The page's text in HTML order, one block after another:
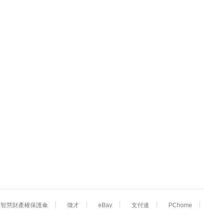
智慧財產權保護傘 徵才 eBay 支付連 PChome